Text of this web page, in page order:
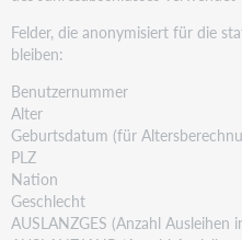
Felder, die anonymisiert für die
bleiben:
Benutzernummer
Alter
Geburtsdatum (für
PLZ
Nation
Geschlecht
AUSLANZGES (Anzahl Ausleihen